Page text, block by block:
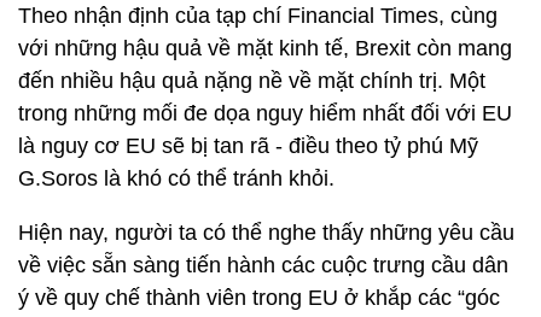
Theo nhận định của tạp chí Financial Times, cùng
với những hậu quả về mặt kinh tế, Brexit còn mang
đến nhiều hậu quả nặng nề về mặt chính trị. Một
trong những mối đe dọa nguy hiểm nhất đối với EU
là nguy cơ EU sẽ bị tan rã - điều theo tỷ phú Mỹ
G.Soros là khó có thể tránh khỏi.
Hiện nay, người ta có thể nghe thấy những yêu cầu
về việc sẵn sàng tiến hành các cuộc trưng cầu dân
ý về quy chế thành viên trong EU ở khắp các “góc